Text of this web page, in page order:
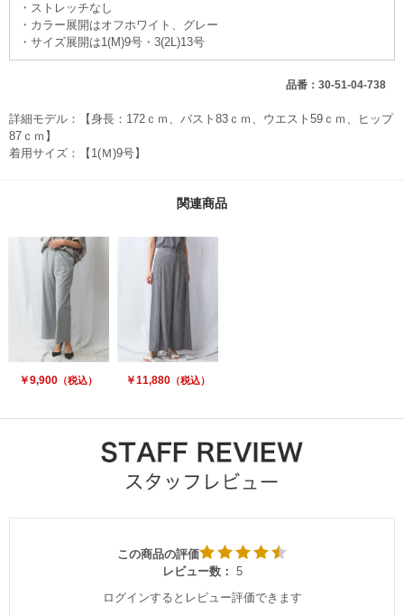
・ストレッチなし
・カラー展開はオフホワイト、グレー
・サイズ展開は1(M)9号・3(2L)13号
品番：30-51-04-738
詳細モデル：【身長：172ｃｍ、バスト83ｃｍ、ウエスト59ｃｍ、ヒップ
87ｃｍ】
着用サイズ：【1(Ｍ)9号】
関連商品
￥9,900 （税込） ￥11,880（税込）
この商品の評価
レビュー数： 5
ログインするとレビュー評価できます